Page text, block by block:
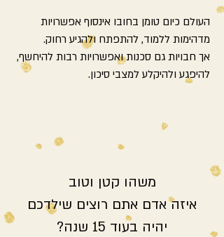
העולם כיום טומן בחובו אינסוף אפשרויות
מדהימות ללמוד, להתפתח ולהגיע רחוק.
אך חבויות גם סכנות ואפשרויות רבות להיחשף,
להיפגע ולהיקלע למצבי סיכון.
משהו קטן וטוב
איזה אדם אתם רוצים שילדכם
יהיה בעוד 15 שנה?